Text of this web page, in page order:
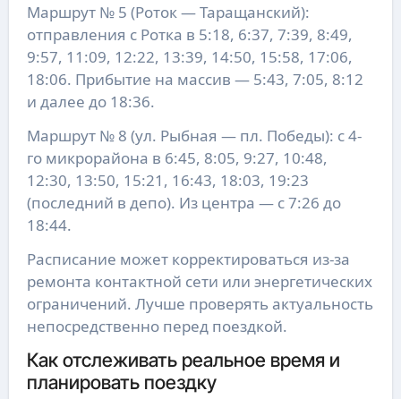
Маршрут № 5 (Роток — Таращанский):
отправления с Ротка в 5:18, 6:37, 7:39, 8:49,
9:57, 11:09, 12:22, 13:39, 14:50, 15:58, 17:06,
18:06. Прибытие на массив — 5:43, 7:05, 8:12
и далее до 18:36.
Маршрут № 8 (ул. Рыбная — пл. Победы): с 4-
го микрорайона в 6:45, 8:05, 9:27, 10:48,
12:30, 13:50, 15:21, 16:43, 18:03, 19:23
(последний в депо). Из центра — с 7:26 до
18:44.
Расписание может корректироваться из-за
ремонта контактной сети или энергетических
ограничений. Лучше проверять актуальность
непосредственно перед поездкой.
Как отслеживать реальное время и
планировать поездку